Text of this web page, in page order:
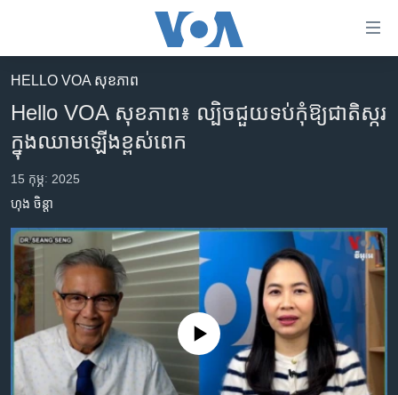
គេហទំព័រ​
រំលង​
និង​
ទៅ​​
ទំព័រ​
ព័ត៌មាន​​
ម្តង
រំលង​
ចូល​
អន្តរជាតិ
អាមេរិក
ចិន
កម្ពុជាច្នៃប្រតិដ្ឋ
ព្រឹត្តិការណ៍ព័ត៌មាន
ទូរទស្សន៍ / វីដេអូ​
វិទ្យុ / ផតខាសថ៍
កម្មវិធីទាំងអស់
HELLO VOA សុខភាព‍
Hello VOA សុខភាព៖ ល្បិចជួយទប់កុំឱ្យជាតិស្ករ
ក្នុងឈាមឡើងខ្ពស់ពេក
15 កុម្ភៈ 2025
ហុង ចិន្តា
No media source currently available